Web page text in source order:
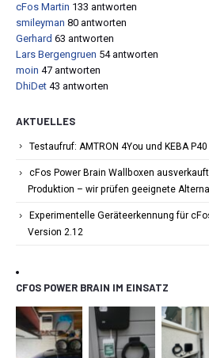
cFos Martin 133 antworten
smileyman 80 antworten
Gerhard 63 antworten
Lars Bergengruen 54 antworten
moin 47 antworten
DhiDet 43 antworten
AKTUELLES
Testaufruf: AMTRON 4You und KEBA P40
cFos Power Brain Wallboxen
Produktion – wir prüfen geeignete
Experimentelle Geräteerkennung für
Version 2.12
CFOS POWER BRAIN IM EINSATZ